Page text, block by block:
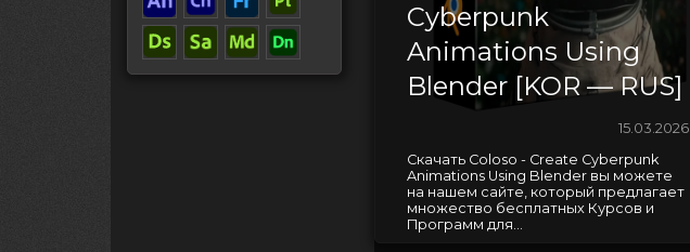
Cyberpunk
Animations Using
Blender [KOR — RUS]
15.03.2026
Скачать Coloso - Create Cyberpunk
Animations Using Blender вы можете
на нашем сайте, который предлагает
множество бесплатных Курсов и
Программ для...